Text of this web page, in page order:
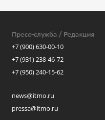
Пресс-служба / Редакция
+7 (900) 630-00-10
+7 (931) 238-46-72
+7 (950) 240-15-62
news@itmo.ru
pressa@itmo.ru